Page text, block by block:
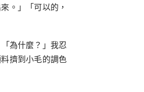
。」「可以的，
為什麼？」我忍
擠到小毛的調色